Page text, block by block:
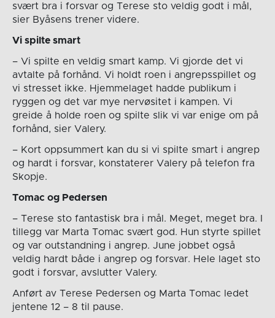
svært bra i forsvar og Terese sto veldig godt i mål,
sier Byåsens trener videre.
Vi spilte smart
– Vi spilte en veldig smart kamp. Vi gjorde det vi
avtalte på forhånd. Vi holdt roen i angrepsspillet og
vi stresset ikke. Hjemmelaget hadde publikum i
ryggen og det var mye nervøsitet i kampen. Vi
greide å holde roen og spilte slik vi var enige om på
forhånd, sier Valery.
– Kort oppsummert kan du si vi spilte smart i angrep
og hardt i forsvar, konstaterer Valery på telefon fra
Skopje.
Tomac og Pedersen
– Terese sto fantastisk bra i mål. Meget, meget bra. I
tillegg var Marta Tomac svært god. Hun styrte spillet
og var outstandning i angrep. June jobbet også
veldig hardt både i angrep og forsvar. Hele laget sto
godt i forsvar, avslutter Valery.
Anført av Terese Pedersen og Marta Tomac ledet
jentene 12 – 8 til pause.